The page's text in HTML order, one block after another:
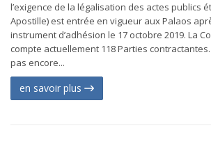
l’exigence de la légalisation des actes publics
Apostille) est entrée en vigueur aux Palaos
instrument d’adhésion le 17 octobre 2019. La
compte actuellement 118 Parties
pas encore...
en savoir plus